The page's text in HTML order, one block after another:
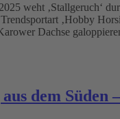
weht ‚Stallgeruch‘
‚Hobby
Dachse
dem Süden